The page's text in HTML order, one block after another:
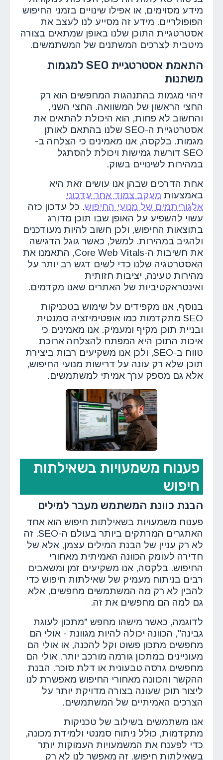
מידע מסוימים, או אפילו שינויים בזמני החיפוש
הפופולריים. מידע זה מסייע לנו לעצב את
אסטרטגיית התוכן שלנו באופן שמתאים בצורה
מיטבית לצרכים המשתנים של המשתמשים.
התאמת אסטרטגיית SEO למגמות
משתנות
זיהוי מגמות בהתנהגות המחפשים הוא רק
החצי הראשון של המשוואה. החצי השני,
והחשוב לא פחות, הוא היכולת להתאים את
אסטרטגיית ה-SEO שלנו בהתאם לאותן
מגמות. בלקסה, אנו מאמינים כי הצלחה ב-
SEO דורשת גמישות ויכולת להסתגל
במהירות לשינויים בשוק.
אחת הדרכים שבהן אנו עושים זאת היא
באמצעות מעקב צמוד אחר עדכוני
אלגוריתמים של מנועי החיפוש. כל עדכון כזה
עשוי להשפיע על האופן שבו תוכן מדורג
בתוצאות החיפוש, ולכן חשוב להיות מעודכנים
ולהגיב במהירות. למשל, כאשר גוגל הדגישה
את חשיבות ה-Core Web Vitals, התאמנו את
האסטרטגיה שלנו כדי לשים דגש רב יותר על
מהירות טעינה, יציבות חזותית
ואינטראקטיביות של האתרים שאנו מקדמים.
בנוסף, אנו מקפידים על שימוש בטכניקות
SEO מתקדמות כמו אופטימיזציה סמנטית
ובניית תוכן מקיף ומעמיק. אנו מאמינים כי
איכות התוכן היא המפתח להצלחה ארוכת
טווח ב-SEO, ולכן אנו משקיעים רבות ביצירת
תוכן שלא רק עונה על דרישות מנועי החיפוש,
אלא גם מספק ערך אמיתי למשתמשים.
פענוח משמעויות בשאילתות
חיפוש
הבנת כוונת המשתמש מעבר למילים
פענוח משמעויות בשאילתות חיפוש הוא אחד
האתגרים המרתקים ביותר בעולם ה-SEO. זה
לא רק עניין של הבנת המילים עצמן, אלא של
חדירה לעומק הכוונה האמיתית מאחורי
החיפוש. בלקסה, אנו משקיעים זמן ומשאבים
רבים בניתוח מעמיק של שאילתות חיפוש כדי
להבין לא רק מה המשתמשים מחפשים, אלא
גם למה הם מחפשים את זה.
לדוגמה, כאשר מישהו מחפש "מתכון לעוגת
גבינה", הכוונה יכולה להיות מגוונת - אולי הם
מחפשים מתכון פשוט וקל להכנה, או אולי הם
מעוניינים במתכון גורמה מורכב יותר. אולי הם
מחפשים גרסה טבעונית או דלת סוכר. הבנת
ההקשר והכוונה מאחורי החיפוש מאפשרת לנו
ליצור תוכן שעונה בצורה מדויקת יותר על
הצרכים האמיתיים של המשתמשים.
אנו משתמשים בשילוב של טכניקות
מתקדמות, כולל ניתוח סמנטי ולמידת מכונה,
כדי לפענח את המשמעויות העמוקות יותר
בשאילתות חיפוש. זה מאפשר לנו לא רק